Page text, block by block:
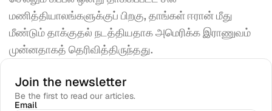
மணித்தியாலங்களுக்குப் பிறகு, தாங்கள் ஈரான் மீது
மீண்டும் தாக்குதல் நடத்தியதாக அமெரிக்க இராணுவம்
முன்னதாகத் தெரிவித்திருந்தது.
Join the newsletter
Be the first to read our articles.
Email